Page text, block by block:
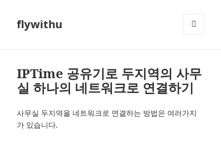
flywithu
IPTime 공유기로 두지역의 사무
실 하나의 네트워크로 연결하기
사무실 두지역을 네트워크로 연결하는 방법은 여러가지
가 있습니다.